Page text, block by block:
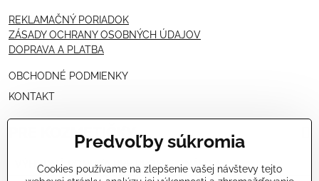
REKLAMAČNÝ PORIADOK
ZÁSADY OCHRANY OSOBNÝCH ÚDAJOV
DOPRAVA A PLATBA
OBCHODNÉ PODMIENKY
KONTAKT
PRE KOZMETIČKY
VÝHODNÁ PONUKA PRE PROFESIONÁLOV
Predvoľby súkromia
Cookies používame na zlepšenie vašej návštevy tejto